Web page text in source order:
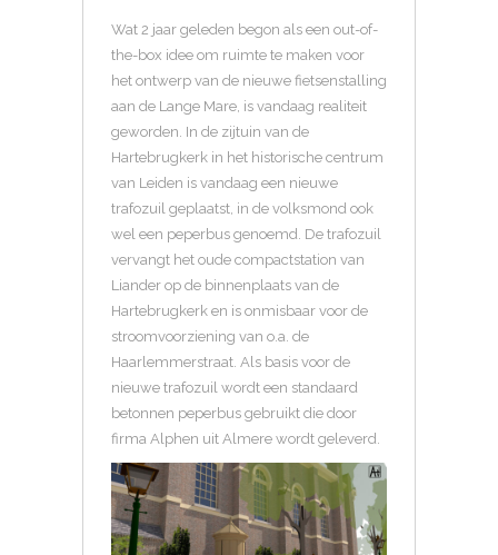
Wat 2 jaar geleden begon als een out-of-
the-box idee om ruimte te maken voor
het ontwerp van de nieuwe fietsenstalling
aan de Lange Mare, is vandaag realiteit
geworden. In de zijtuin van de
Hartebrugkerk in het historische centrum
van Leiden is vandaag een nieuwe
trafozuil geplaatst, in de volksmond ook
wel een peperbus genoemd. De trafozuil
vervangt het oude compactstation van
Liander op de binnenplaats van de
Hartebrugkerk en is onmisbaar voor de
stroomvoorziening van o.a. de
Haarlemmerstraat. Als basis voor de
nieuwe trafozuil wordt een standaard
betonnen peperbus gebruikt die door
firma Alphen uit Almere wordt geleverd.